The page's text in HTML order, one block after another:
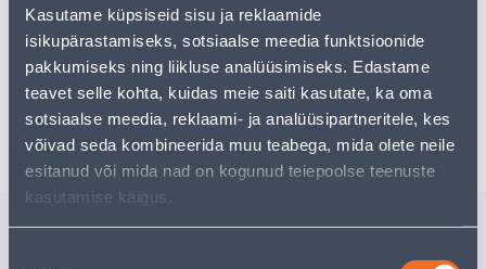
Kasutame küpsiseid sisu ja reklaamide
isikupärastamiseks, sotsiaalse meedia funktsioonide
pakkumiseks ning liikluse analüüsimiseks. Edastame
teavet selle kohta, kuidas meie saiti kasutate, ka oma
sotsiaalse meedia, reklaami- ja analüüsipartneritele, kes
võivad seda kombineerida muu teabega, mida olete neile
esitanud või mida nad on kogunud teiepoolse teenuste
kasutamise käigus.
kasutades meie võimsat otsingufunktsiooni, et leida
veelgi meelepärasemad valikuid. Head ostlemist!
Tarne pole võimalik
Sarnased tooted